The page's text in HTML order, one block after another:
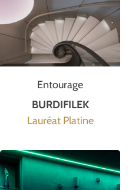
Entourage
BURDIFILEK
Lauréat Platine